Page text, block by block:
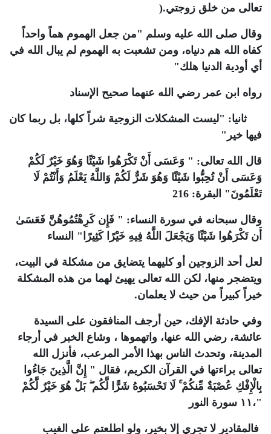
تعالى من خلق زوجتي).
وقال صلى الله عليه وسلم "من جعل الهموم هماً واحداً
كفاه الله هم دنياه، ومن تشعبت به الهموم لم يبال الله في
أي أودية الدنيا هلك"
رواه ابن عمر رضي الله عنهما صحيح الإسناد
ثانيا: "ليست المشكلات الزوجية شراً كلها، بل ربما كان
فيها خير "
قال الله تعالى: " وَعَسَى أَنْ تَكْرَهُوا شَيْئًا وَهُوَ خَيْرٌ لَكُمْ
وَعَسَى أَنْ تُحِبُّوا شَيْئًا وَهُوَ شَرٌّ لَكُمْ وَاللَّهُ يَعْلَمُ وَأَنْتُمْ لَا
تَعْلَمُونَ" البقرة: 216
وقال سبحانه في سورة النساء: " فَإِن كَرِهْتُمُوهُنَّ فَعَسَىٰ
أَن تَكْرَهُوا شَيْئًا وَيَجْعَلَ اللَّهُ فِيهِ خَيْرًا كَثِيرًا" النساء
لعل أحد الزوجين أو كليهما يتضايق من مشكلة في البيت،
ويتضجر منها، لكن الله تعالى يهيئ لهما من هذه المشكلة
خيراً كبيراً من حيث لا يعلمان.
وفي حادثة الإفك، حين أرجف المنافقون على السيدة
عائشة، رضي الله عنها، واتهموها ، وشاع الخبر في أرجاء
المدينة، وتحدث الناس بهذا الأمر المرعب، فأنزل الله
تعالى براءتها في القرآن الكريم، فقال " إِنَّ الَّذِينَ جَاءُوا
بِالْإِفْكِ عُصْبَةٌ مِّنكُمْ ۚ لَا تَحْسَبُوهُ شَرًّا لَّكُم ۖ بَلْ هُوَ خَيْرٌ لَّكُمْ
ۚ"،١١ سورة النور
فالمقادير لا تجري إلا بخير، ولو اطلعتم على الغيب